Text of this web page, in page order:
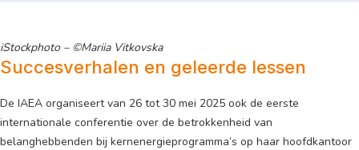
iStockphoto – ©Mariia Vitkovska
Succesverhalen en geleerde lessen
De IAEA organiseert van 26 tot 30 mei 2025 ook de eerste
internationale conferentie over de betrokkenheid van
belanghebbenden bij kernenergieprogramma’s op haar hoofdkantoor